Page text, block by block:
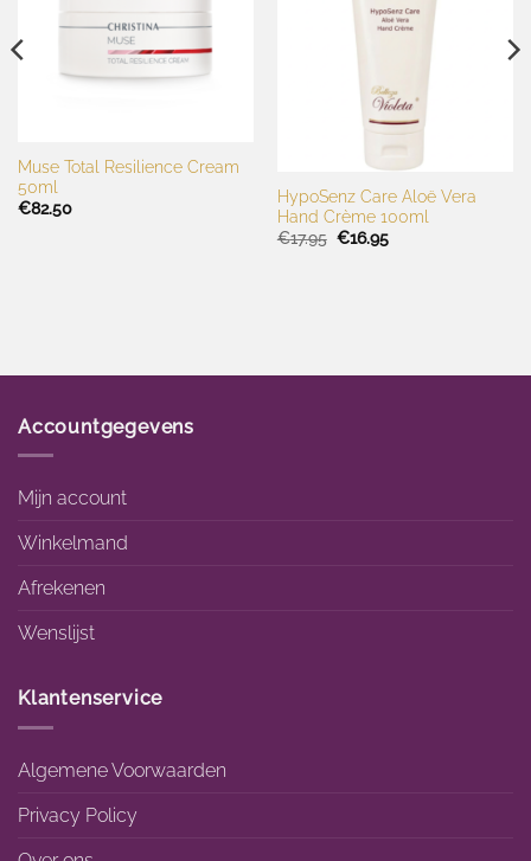
Muse Total Resilience Cream
50ml
€82.50
HypoSenz Care Aloë Vera
Hand Crème 100ml
€17.95 Oorspronkelijke
€16.95Huidige
prijs
Accountgegevens
Mijn account
Winkelmand
Afrekenen
Wenslijst
Klantenservice
Algemene Voorwaarden
Privacy Policy